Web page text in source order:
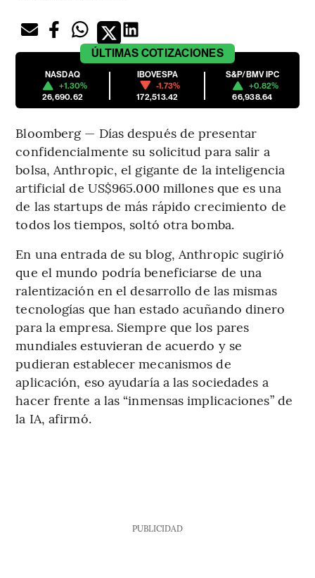
ÚLTIMAS COTIZACIONES
NASDAQ
+1.30%
26,690.62
IBOVESPA
-1.73%
172,513.42
S&P/BMV IPC
+0.82%
66,938.64
Bloomberg — Días después de presentar
confidencialmente su solicitud para salir a
bolsa, Anthropic, el gigante de la inteligencia
artificial de US$965.000 millones que es una
de las startups de más rápido crecimiento de
todos los tiempos, soltó otra bomba.
En una entrada de su blog, Anthropic sugirió
que el mundo podría beneficiarse de una
ralentización en el desarrollo de las mismas
tecnologías que han estado acuñando dinero
para la empresa. Siempre que los pares
mundiales estuvieran de acuerdo y se
pudieran establecer mecanismos de
aplicación, eso ayudaría a las sociedades a
hacer frente a las “inmensas implicaciones” de
la IA, afirmó.
PUBLICIDAD